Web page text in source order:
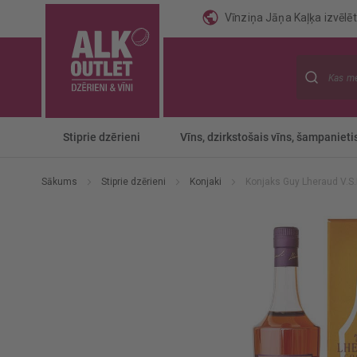
Vīnziņa Jāņa Kaļķa
Stiprie dzērieni Vīns, dzirkstošais vīns,
Sākums Stiprie dzērieni Konjaki Konjaks Guy Lheraud